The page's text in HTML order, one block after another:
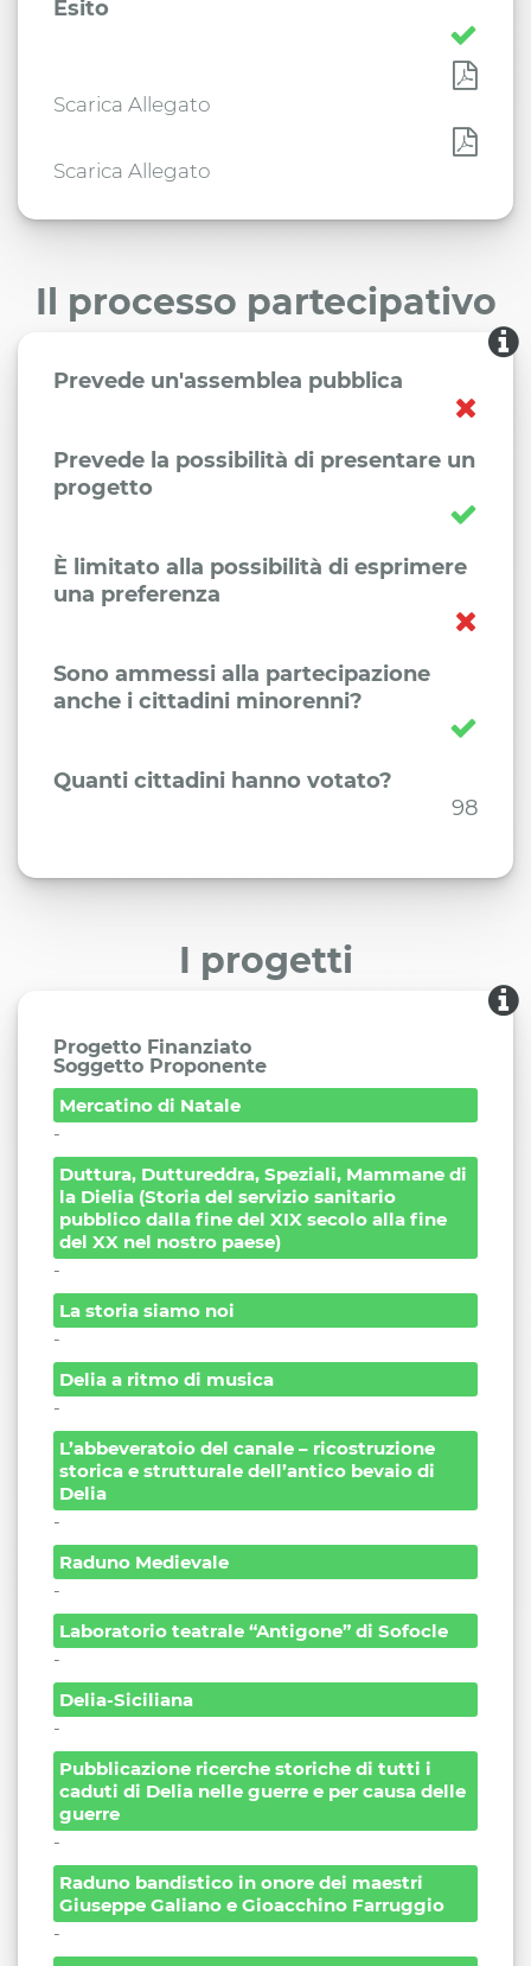
Esito
Scarica Allegato
Scarica Allegato
Il processo partecipativo
Prevede un'assemblea pubblica
Prevede la possibilità di presentare un
progetto
È limitato alla possibilità di esprimere
una preferenza
Sono ammessi alla partecipazione
anche i cittadini minorenni?
Quanti cittadini hanno votato?
98
I progetti
Progetto Finanziato
Soggetto Proponente
Mercatino di Natale
-
Duttura, Duttureddra, Speziali, Mammane di
la Dielia (Storia del servizio sanitario
pubblico dalla fine del XIX secolo alla fine
del XX nel nostro paese)
-
La storia siamo noi
-
Delia a ritmo di musica
-
L’abbeveratoio del canale – ricostruzione
storica e strutturale dell’antico bevaio di
Delia
-
Raduno Medievale
-
Laboratorio teatrale “Antigone” di Sofocle
-
Delia-Siciliana
-
Pubblicazione ricerche storiche di tutti i
caduti di Delia nelle guerre e per causa delle
guerre
-
Raduno bandistico in onore dei maestri
Giuseppe Galiano e Gioacchino Farruggio
-